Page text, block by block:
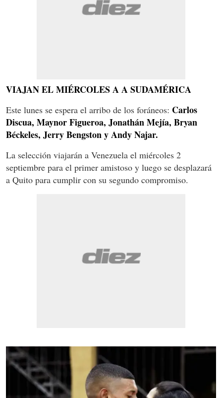
VIAJAN EL MIÉRCOLES A A SUDAMÉRICA
Este lunes se espera el arribo de los foráneos: Carlos
Discua, Maynor Figueroa, Jonathán Mejía, Bryan
Béckeles, Jerry Bengston y Andy Najar.
La selección viajarán a Venezuela el miércoles 2
septiembre para el primer amistoso y luego se desplazará
a Quito para cumplir con su segundo compromiso.